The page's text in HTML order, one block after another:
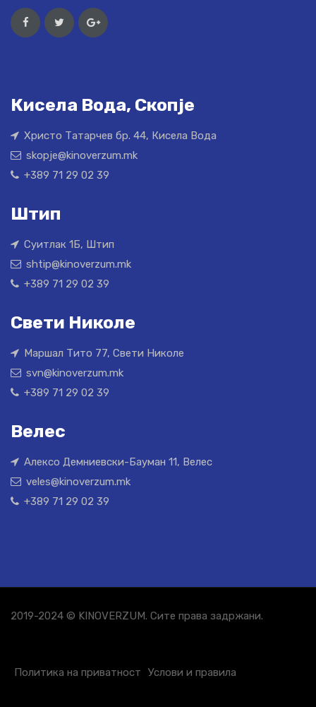
Кисела Вода, Скопје
Христо Татарчев бр. 44, Кисела Вода
skopje@kinoverzum.mk
+389 71 29 02 39
Штип
Суитлак 1Б, Штип
shtip@kinoverzum.mk
+389 71 29 02 39
Свети Николе
Маршал Тито 77, Свети Николе
svn@kinoverzum.mk
+389 71 29 02 39
Велес
Алексо Демниевски-Бауман 11, Велес
veles@kinoverzum.mk
+389 71 29 02 39
2019-2024 © KINOVERZUM. Сите права задржани.
Политика на приватност Услови и правила